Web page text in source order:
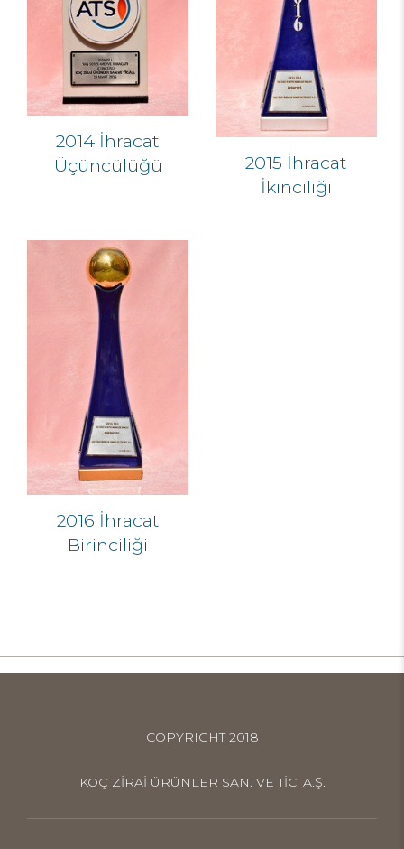
2014 İhracat
Üçüncülüğü
2015 İhracat
İkinciliği
2016 İhracat
Birinciliği
COPYRIGHT 2018
KOÇ ZİRAİ ÜRÜNLER SAN. VE TİC. A.Ş.